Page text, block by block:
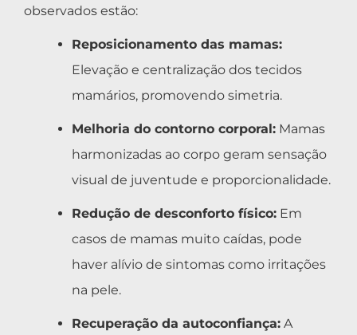
observados estão:
Reposicionamento das mamas:
Elevação e centralização dos tecidos
mamários, promovendo simetria.
Melhoria do contorno corporal: Mamas
harmonizadas ao corpo geram sensação
visual de juventude e proporcionalidade.
Redução de desconforto físico: Em
casos de mamas muito caídas, pode
haver alívio de sintomas como irritações
na pele.
Recuperação da autoconfiança: A